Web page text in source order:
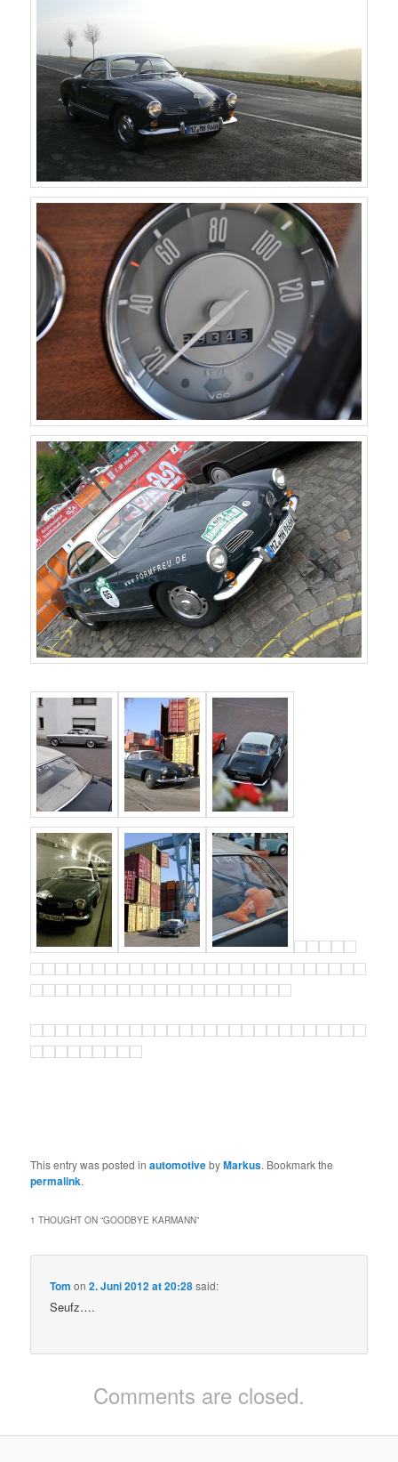
This entry was posted inautomotivebyMarkus. Bookmark the
permalink.
1 THOUGHT ON “GOODBYE KARMANN”
Tom on2. Juni 2012 at 20:28said:
Seufz….
Comments are closed.